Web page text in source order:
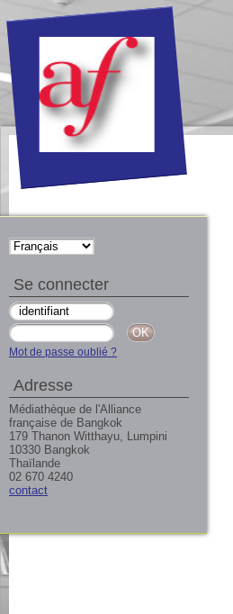
Se connecter
Mot de passe oublié ?
Adresse
Médiathèque de l'Alliance
française de Bangkok
179 Thanon Witthayu, Lumpini
10330 Bangkok
Thaïlande
02 670 4240
contact